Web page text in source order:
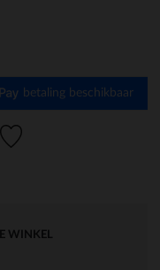
betaling beschikbaar
WINKEL